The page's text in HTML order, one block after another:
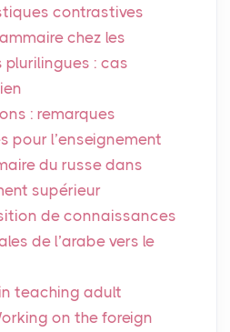
contrastives
chez les
: cas
: remarques
pour l’enseignement
du russe dans
supérieur
de connaissances
de l’arabe vers le
teaching adult
on the foreign